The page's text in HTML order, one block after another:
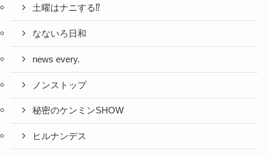
土曜はナニする⁉
なないろ日和
news every.
ノンストップ
秘密のケンミンSHOW
ヒルナンデス